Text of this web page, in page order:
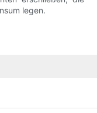
legen.